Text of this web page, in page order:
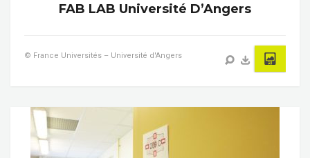
FAB LAB Université D’Angers
© France Universités – Université d'Angers